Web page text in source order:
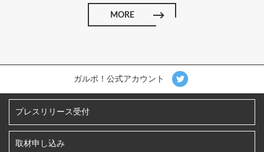
MORE
ガルポ！公式アカウント
プレスリリース受付
取材申し込み